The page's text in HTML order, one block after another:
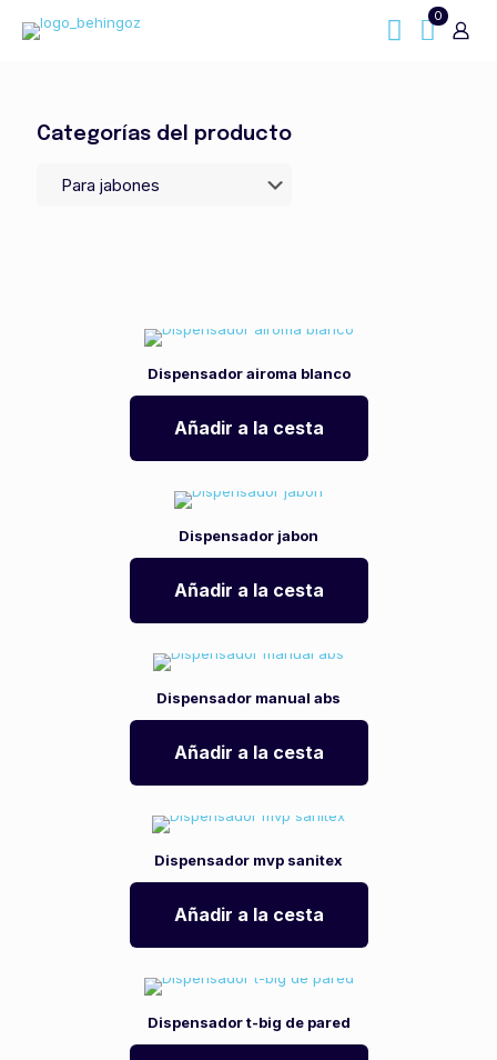
0
Categorías del producto
Dispensador airoma blanco
Añadir a la cesta
Dispensador jabon
Añadir a la cesta
Dispensador manual abs
Añadir a la cesta
Dispensador mvp sanitex
Añadir a la cesta
Dispensador t-big de pared